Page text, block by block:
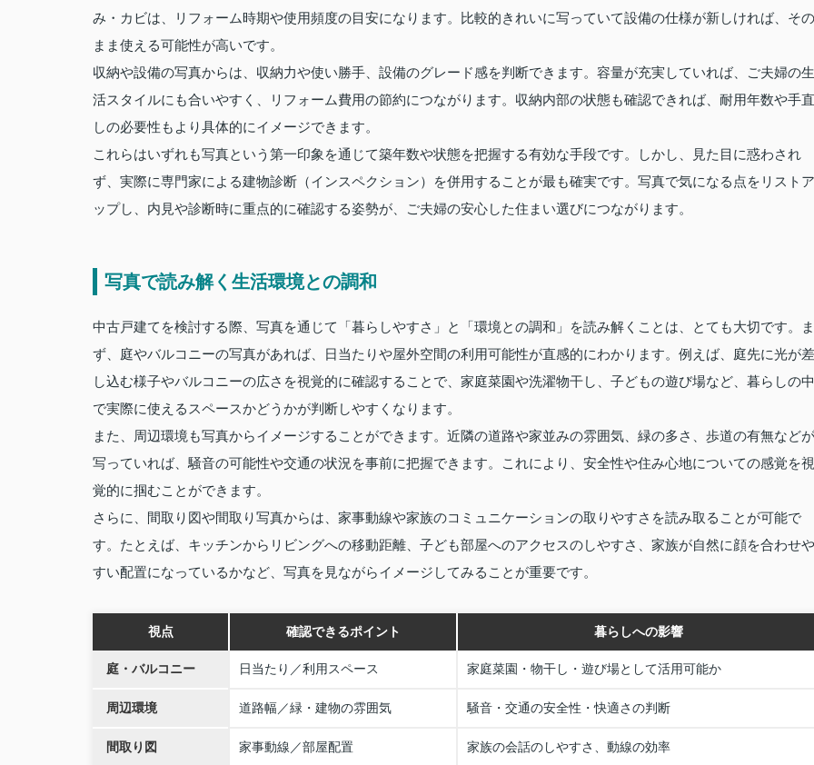
み・カビは、リフォーム時期や使用頻度の目安になります。比較的きれいに写っていて設備の仕様が新しければ、その
まま使える可能性が高いです。
収納や設備の写真からは、収納力や使い勝手、設備のグレード感を判断できます。容量が充実していれば、ご夫婦の生
活スタイルにも合いやすく、リフォーム費用の節約につながります。収納内部の状態も確認できれば、耐用年数や手直
しの必要性もより具体的にイメージできます。
これらはいずれも写真という第一印象を通じて築年数や状態を把握する有効な手段です。しかし、見た目に惑わされ
ず、実際に専門家による建物診断（インスペクション）を併用することが最も確実です。写真で気になる点をリストア
ップし、内見や診断時に重点的に確認する姿勢が、ご夫婦の安心した住まい選びにつながります。
写真で読み解く生活環境との調和
中古戸建てを検討する際、写真を通じて「暮らしやすさ」と「環境との調和」を読み解くことは、とても大切です。ま
ず、庭やバルコニーの写真があれば、日当たりや屋外空間の利用可能性が直感的にわかります。例えば、庭先に光が差
し込む様子やバルコニーの広さを視覚的に確認することで、家庭菜園や洗濯物干し、子どもの遊び場など、暮らしの中
で実際に使えるスペースかどうかが判断しやすくなります。
また、周辺環境も写真からイメージすることができます。近隣の道路や家並みの雰囲気、緑の多さ、歩道の有無などが
写っていれば、騒音の可能性や交通の状況を事前に把握できます。これにより、安全性や住み心地についての感覚を視
覚的に掴むことができます。
さらに、間取り図や間取り写真からは、家事動線や家族のコミュニケーションの取りやすさを読み取ることが可能で
す。たとえば、キッチンからリビングへの移動距離、子ども部屋へのアクセスのしやすさ、家族が自然に顔を合わせや
すい配置になっているかなど、写真を見ながらイメージしてみることが重要です。
視点 確認できるポイント 暮らしへの影響
庭・バルコニー 日当たり／利用スペース 家庭菜園・物干し・遊び場として活用可能か
周辺環境 道路幅／緑・建物の雰囲気 騒音・交通の安全性・快適さの判断
間取り図 家事動線／部屋配置 家族の会話のしやすさ、動線の効率